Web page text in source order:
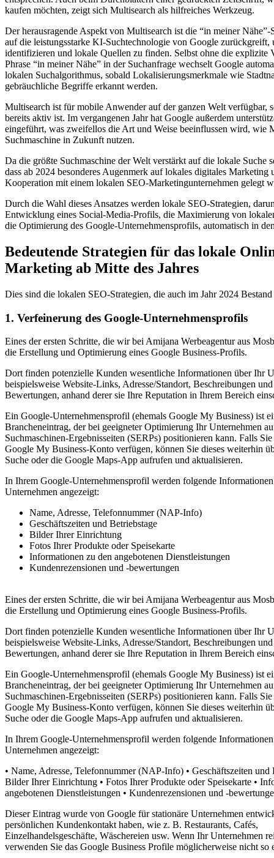
kaufen möchten, zeigt sich Multisearch als hilfreiches Werkzeug.
Der herausragende Aspekt von Multisearch ist die “in meiner
auf die leistungsstarke KI-Suchtechnologie von Google zurückgreift,
identifizieren und lokale Quellen zu finden. Selbst ohne die explizite
Phrase “in meiner Nähe” in der Suchanfrage wechselt Google
lokalen Suchalgorithmus, sobald Lokalisierungsmerkmale wie
gebräuchliche Begriffe erkannt werden.
Multisearch ist für mobile Anwender auf der ganzen Welt verfügbar,
bereits aktiv ist. Im vergangenen Jahr hat Google außerdem
eingeführt, was zweifellos die Art und Weise beeinflussen wird, wie
Suchmaschine in Zukunft nutzen.
Da die größte Suchmaschine der Welt verstärkt auf die lokale Suche
dass ab 2024 besonderes Augenmerk auf lokales digitales Marketing
Kooperation mit einem lokalen SEO-Marketingunternehmen gelegt
Durch die Wahl dieses Ansatzes werden lokale SEO-Strategien,
Entwicklung eines Social-Media-Profils, die Maximierung von
die Optimierung des Google-Unternehmensprofils, automatisch in
Bedeutende Strategien für das lokale
Marketing ab Mitte des Jahres
Dies sind die lokalen SEO-Strategien, die auch im Jahr 2024
1. Verfeinerung des Google-Unternehmensprofils
Eines der ersten Schritte, die wir bei Amijana Werbeagentur aus
die Erstellung und Optimierung eines Google Business-Profils.
Dort finden potenzielle Kunden wesentliche Informationen über Ihr
beispielsweise Website-Links, Adresse/Standort, Beschreibungen
Bewertungen, anhand derer sie Ihre Reputation in Ihrem Bereich
Ein Google-Unternehmensprofil (ehemals Google My Business) ist
Brancheneintrag, der bei geeigneter Optimierung Ihr Unternehmen
Suchmaschinen-Ergebnisseiten (SERPs) positionieren kann. Falls
Google My Business-Konto verfügen, können Sie dieses weiterhin
Suche oder die Google Maps-App aufrufen und aktualisieren.
In Ihrem Google-Unternehmensprofil werden folgende
Unternehmen angezeigt:
Name, Adresse, Telefonnummer (NAP-Info)
Geschäftszeiten und Betriebstage
Bilder Ihrer Einrichtung
Fotos Ihrer Produkte oder Speisekarte
Informationen zu den angebotenen Dienstleistungen
Kundenrezensionen und -bewertungen
Eines der ersten Schritte, die wir bei Amijana Werbeagentur aus
die Erstellung und Optimierung eines Google Business-Profils.
Dort finden potenzielle Kunden wesentliche Informationen über Ihr
beispielsweise Website-Links, Adresse/Standort, Beschreibungen
Bewertungen, anhand derer sie Ihre Reputation in Ihrem Bereich
Ein Google-Unternehmensprofil (ehemals Google My Business) ist
Brancheneintrag, der bei geeigneter Optimierung Ihr Unternehmen
Suchmaschinen-Ergebnisseiten (SERPs) positionieren kann. Falls
Google My Business-Konto verfügen, können Sie dieses weiterhin
Suche oder die Google Maps-App aufrufen und aktualisieren.
In Ihrem Google-Unternehmensprofil werden folgende
Unternehmen angezeigt:
• Name, Adresse, Telefonnummer (NAP-Info) • Geschäftszeiten und
Bilder Ihrer Einrichtung • Fotos Ihrer Produkte oder Speisekarte •
angebotenen Dienstleistungen • Kundenrezensionen und -
Dieser Eintrag wurde von Google für stationäre Unternehmen
persönlichen Kundenkontakt haben, wie z. B. Restaurants, Cafés,
Einzelhandelsgeschäfte, Wäschereien usw. Wenn Ihr Unternehmen
verwenden Sie das Google Business Profile möglicherweise nicht so